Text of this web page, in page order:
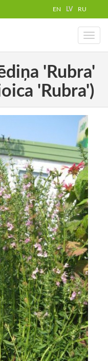
EN LV RU
Toggle
'Rubra'
'Rubra')